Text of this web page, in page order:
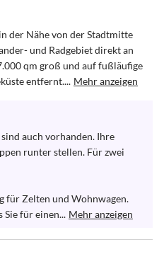
der Nähe von der Stadtmitte
und Radgebiet direkt an
qm groß und auf fußläufige
entfernt.... Mehr anzeigen
auch vorhanden. Ihre
runter stellen. Für zwei
für Zelten und Wohnwagen.
Sie für einen... Mehr anzeigen